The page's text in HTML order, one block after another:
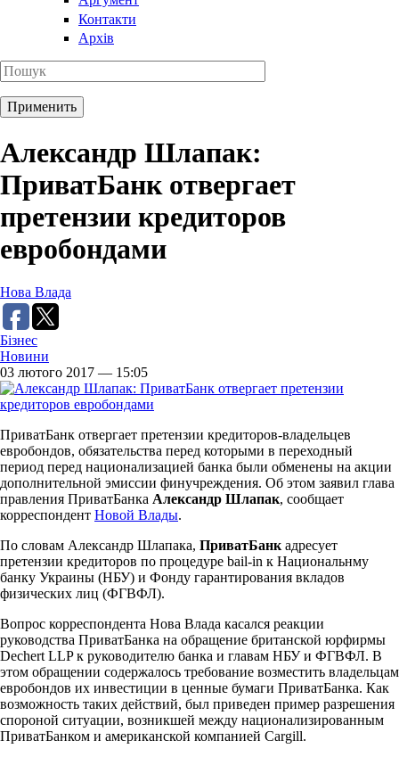
Контакти
Архів
Александр Шлапак:
ПриватБанк отвергает
претензии кредиторов
евробондами
Нова Влада
Бізнес
Новини
03 лютого 2017 — 15:05
ПриватБанк отвергает претензии кредиторов-владельцев
евробондов, обязательства перед которыми в переходный
период перед национализацией банка были обменены на акции
дополнительной эмиссии финучреждения. Об этом заявил глава
правления ПриватБанка Александр Шлапак, сообщает
корреспондент Новой Влады.
По словам Александр Шлапака, ПриватБанк адресует
претензии кредиторов по процедуре bail-in к Национальнму
банку Украины (НБУ) и Фонду гарантирования вкладов
физических лиц (ФГВФЛ).
Вопрос корреспондента Нова Влада касался реакции
руководства ПриватБанка на обращение британской юрфирмы
Dechert LLP к руководителю банка и главам НБУ и ФГВФЛ. В
этом обращении содержалось требование возместить владельцам
евробондов их инвестиции в ценные бумаги ПриватБанка. Как
возможность таких действий, был приведен пример разрешения
спороной ситуации, возникшей между национализированным
ПриватБанком и американской компанией Cargill.